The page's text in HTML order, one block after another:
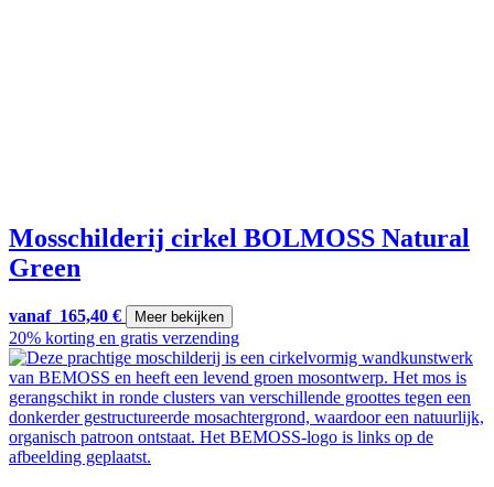
Mosschilderij cirkel BOLMOSS Natural
Green
vanaf 165,40 € Meer bekijken
20% korting en gratis verzending